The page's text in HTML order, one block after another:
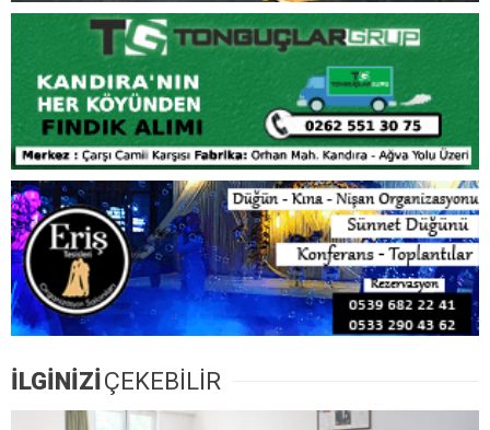
İLGİNİZİ ÇEKEBİLİR